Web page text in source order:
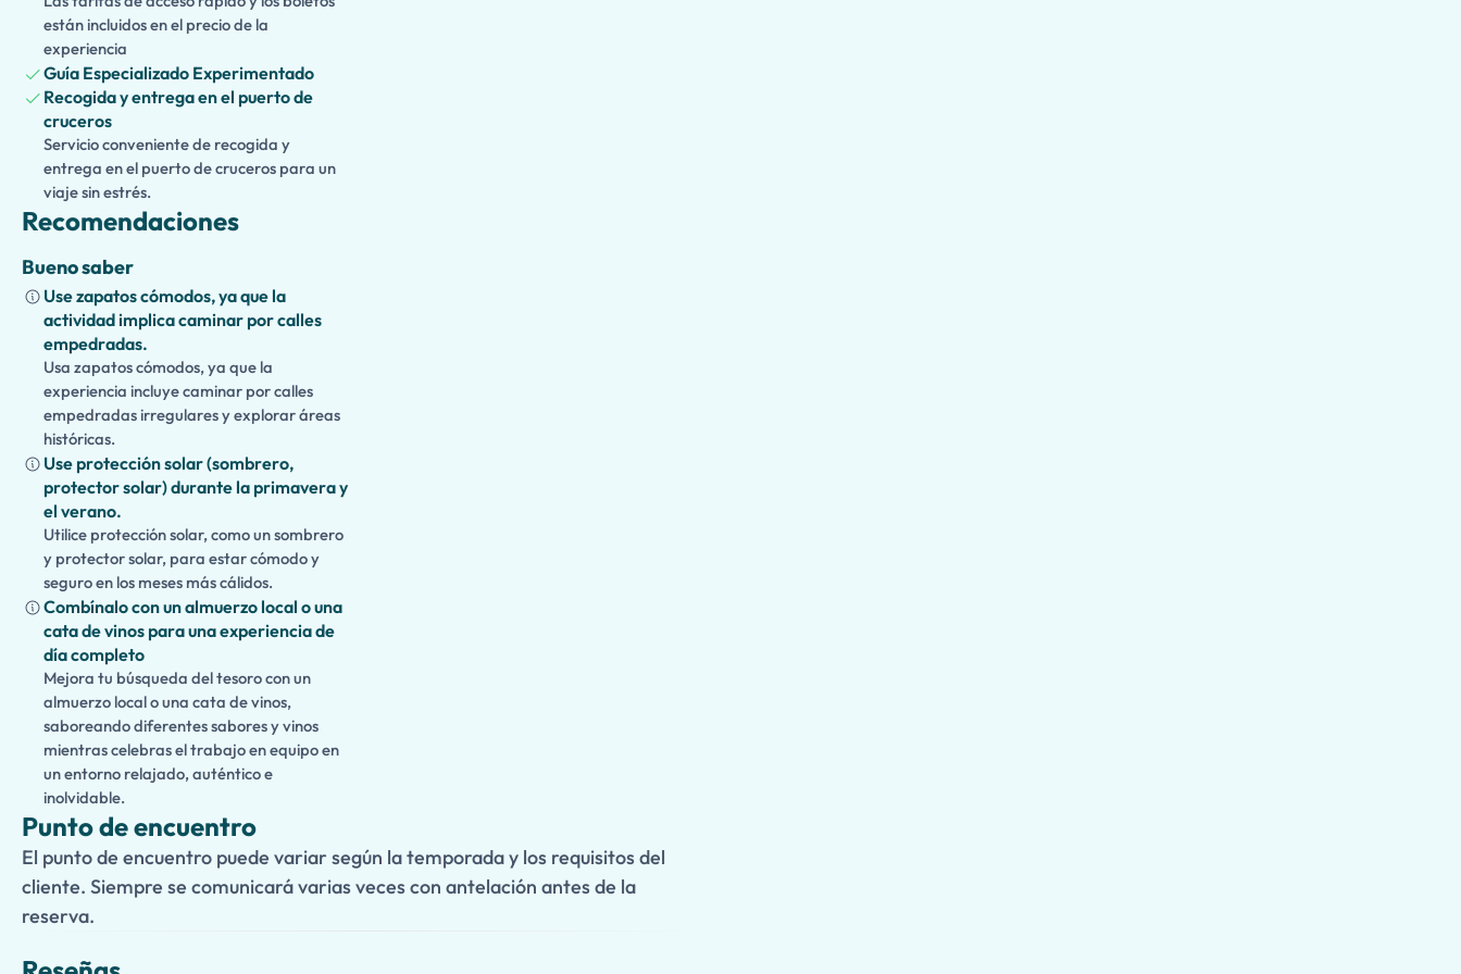
Con transporte privado, un horario flexible y retorno garantizado a tu crucero, esta
excursión ofrece una forma cómoda e inolvidable de descubrir dos de los mayores
tesoros de Campania.
están incluidos en el precio de la
experiencia
Guía Especializado Experimentado
Recogida y entrega en el puerto de
cruceros
Servicio conveniente de recogida y
entrega en el puerto de cruceros para un
viaje sin estrés.
Recomendaciones
Bueno saber
Use zapatos cómodos, ya que la
actividad implica caminar por calles
empedradas.
Usa zapatos cómodos, ya que la
experiencia incluye caminar por calles
empedradas irregulares y explorar áreas
históricas.
Use protección solar (sombrero,
protector solar) durante la primavera y
el verano.
Utilice protección solar, como un sombrero
y protector solar, para estar cómodo y
seguro en los meses más cálidos.
Combínalo con un almuerzo local o una
cata de vinos para una experiencia de
día completo
Mejora tu búsqueda del tesoro con un
almuerzo local o una cata de vinos,
saboreando diferentes sabores y vinos
mientras celebras el trabajo en equipo en
un entorno relajado, auténtico e
inolvidable.
Punto de encuentro
El punto de encuentro puede variar según la temporada y los requisitos del
cliente. Siempre se comunicará varias veces con antelación antes de la
reserva.